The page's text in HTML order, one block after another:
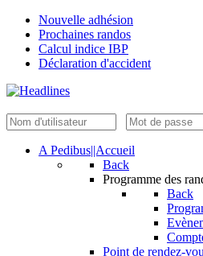
Nouvelle adhésion
Prochaines randos
Calcul indice IBP
Déclaration d'accident
A Pedibus||Accueil
Back
Programme des
Back
Point de rendez-